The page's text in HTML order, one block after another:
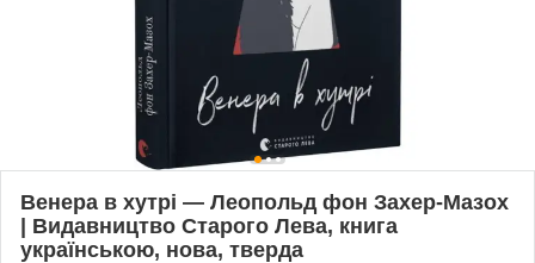
Венера в хутрі — Леопольд фон Захер-Мазох
| Видавництво Старого Лева, книга
українською, нова, тверда